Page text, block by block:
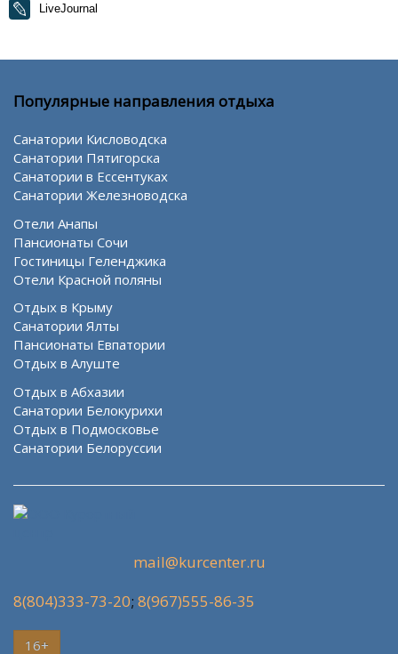
LiveJournal
Популярные направления отдыха
Санатории Кисловодска
Санатории Пятигорска
Санатории в Ессентуках
Санатории Железноводска
Отели Анапы
Пансионаты Сочи
Гостиницы Геленджика
Отели Красной поляны
Отдых в Крыму
Санатории Ялты
Пансионаты Евпатории
Отдых в Алуште
Отдых в Абхазии
Санатории Белокурихи
Отдых в Подмосковье
Санатории Белоруссии
mail@kurcenter.ru
8(804)333-73-20; 8(967)555-86-35
16+